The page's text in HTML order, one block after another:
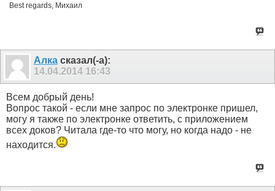
Best regards, Михаил
Алка сказал(-а):
14.04.2014 16:43
Всем добрый день!
Вопрос такой - если мне запрос по электронке пришел,
могу я также по электронке ответить, с приложением
всех доков? Читала где-то что могу, но когда надо - не
находится.